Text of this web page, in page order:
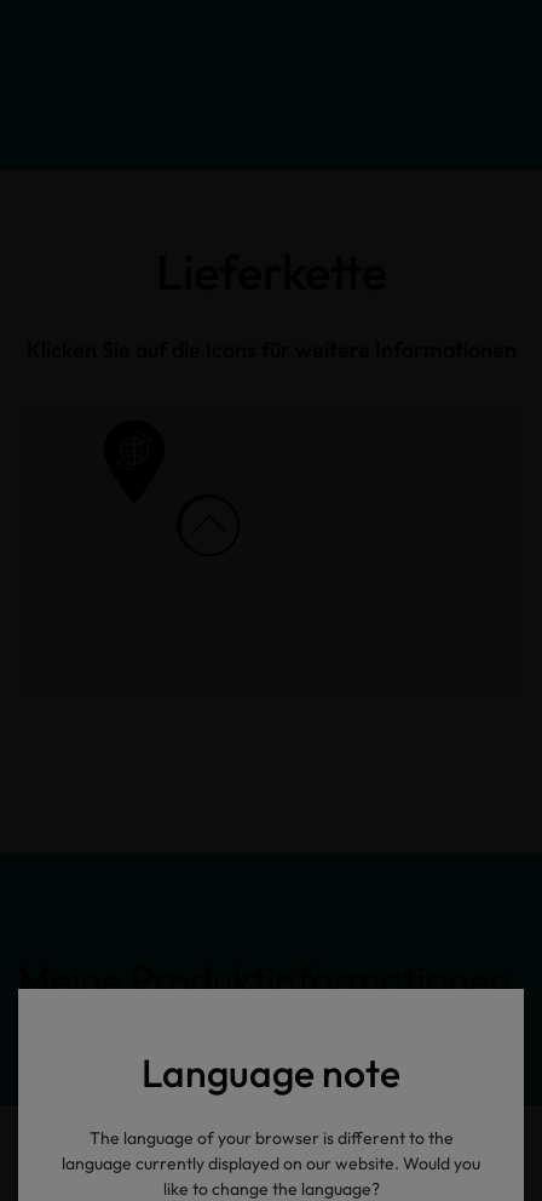
Language note
The language of your browser is different to the
language currently displayed on our website. Would you
like to change the language?
Meine Produktinformationen